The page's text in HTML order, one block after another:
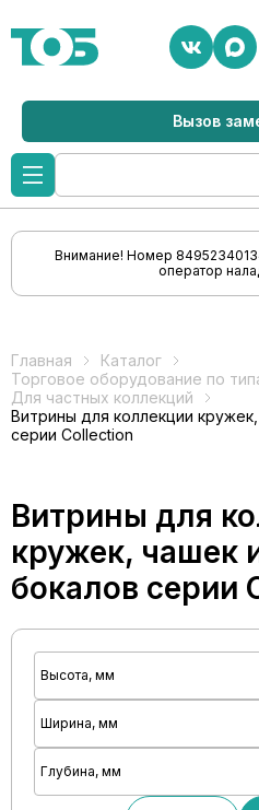
Вызов
Внимание! Номер
оператор
Главная
Каталог
Торговое оборудование по
Для частных коллекций
Витрины для коллекции
серии Collection
Витрины для
кружек, чашек
бокалов серии
Высота, мм
Ширина, мм
Глубина, мм